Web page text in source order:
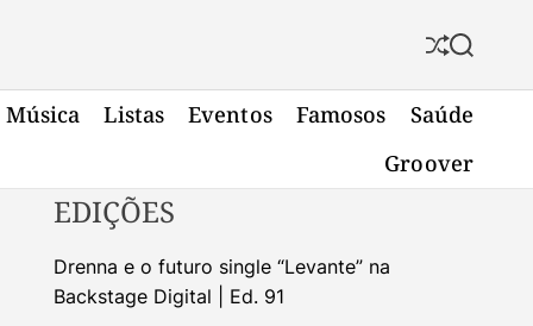
S
f
l
S
a
r
h
Música Listas Eventos Famosos
Saúde
Groover
EDIÇÕES
Drenna e o futuro single “Levante” na
Backstage Digital | Ed. 91